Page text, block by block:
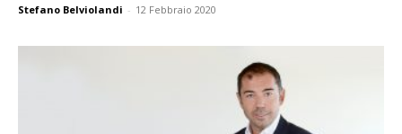
Stefano Belviolandi - 12 Febbraio 2020